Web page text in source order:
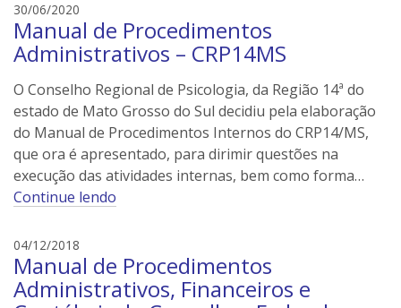
s
30/06/2020
d
s
o
n
e
i
e
r
s
Manual de Procedimentos
Administrativos – CRP14MS
O Conselho Regional de Psicologia, da Região 14ª do
estado de Mato Grosso do Sul decidiu pela elaboração
do Manual de Procedimentos Internos do CRP14/MS,
que ora é apresentado, para dirimir questões na
execução das atividades internas, bem como forma…
Continue lendo
04/12/2018
d
s
o
Manual de Procedimentos
Administrativos, Financeiros e